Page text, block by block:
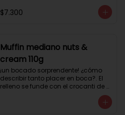
$7.300
Muffin mediano nuts &
cream 110g
¡un bocado sorprendente! ¿cómo
describir tanto placer en boca?. El
relleno se funde con el crocanti de
avellanas que potencia su masa
exquisita. Esponjosa masa de color
tostado y sabor vainilla que incluye